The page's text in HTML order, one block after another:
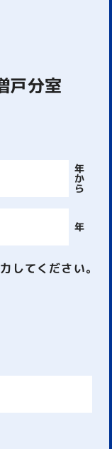
戸分室
年
か
ら
年
してください。